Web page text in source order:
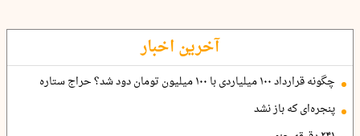
آخرین اخبار
چگونه قرارداد ۱۰۰ میلیاردی با ۱۰۰ میلیون تومان دود شد؟ حراج ستاره
پنجره‌ای که باز نشد